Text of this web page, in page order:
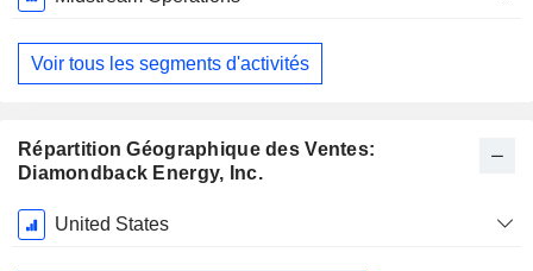
Voir tous les segments d'activités
Répartition Géographique des Ventes:
Diamondback Energy, Inc.
Période
Fiscale:
United States